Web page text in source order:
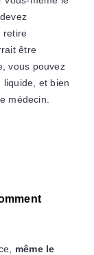
retire
être
vous pouvez
liquide, et bien
médecin.
même le